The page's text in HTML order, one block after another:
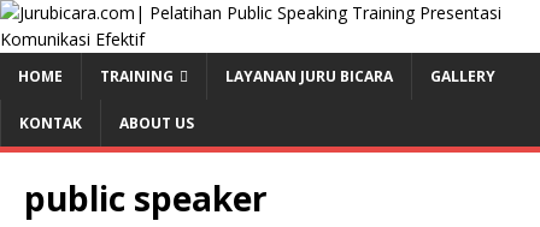
HOME TRAINING LAYANAN JURU BICARA GALLERY
KONTAK ABOUT US
public speaker